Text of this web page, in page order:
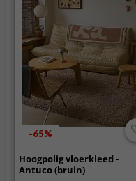
-65%
Hoogpolig vloerkleed -
Antuco (bruin)